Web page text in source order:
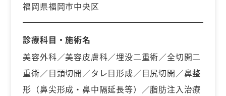
福岡県福岡市中央区
診療科目・施術名
美容外科／美容皮膚科／埋没二重術／全切開二
重術／目頭切開／タレ目形成／目尻切開／鼻整
形（鼻尖形成・鼻中隔延長等）／脂肪注入治療